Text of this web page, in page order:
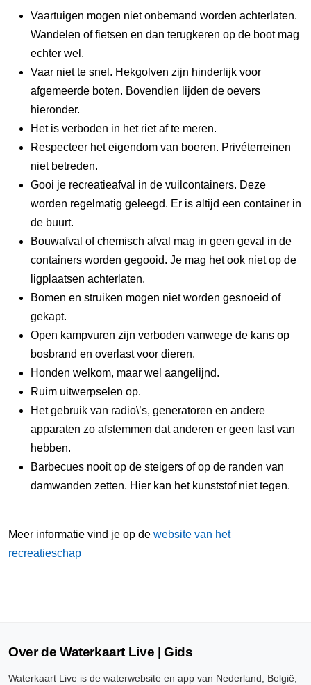
Vaartuigen mogen niet onbemand worden achterlaten.
Wandelen of fietsen en dan terugkeren op de boot mag
echter wel.
Vaar niet te snel. Hekgolven zijn hinderlijk voor
afgemeerde boten. Bovendien lijden de oevers
hieronder.
Het is verboden in het riet af te meren.
Respecteer het eigendom van boeren. Privéterreinen
niet betreden.
Gooi je recreatieafval in de vuilcontainers. Deze
worden regelmatig geleegd. Er is altijd een container in
de buurt.
Bouwafval of chemisch afval mag in geen geval in de
containers worden gegooid. Je mag het ook niet op de
ligplaatsen achterlaten.
Bomen en struiken mogen niet worden gesnoeid of
gekapt.
Open kampvuren zijn verboden vanwege de kans op
bosbrand en overlast voor dieren.
Honden welkom, maar wel aangelijnd.
Ruim uitwerpselen op.
Het gebruik van radio\’s, generatoren en andere
apparaten zo afstemmen dat anderen er geen last van
hebben.
Barbecues nooit op de steigers of op de randen van
damwanden zetten. Hier kan het kunststof niet tegen.
Meer informatie vind je op de website van het
recreatieschap
Over de Waterkaart Live | Gids
Waterkaart Live is de waterwebsite en app van Nederland, België,